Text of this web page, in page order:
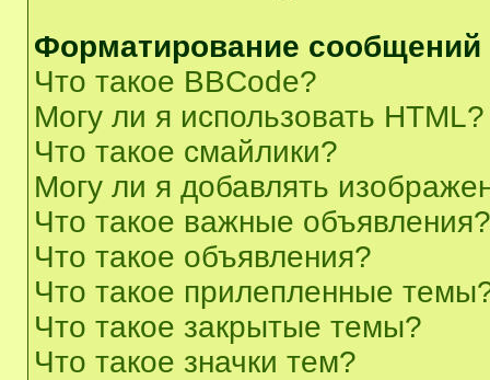
Форматирование
Что такое BBCode?
Могу ли я использовать HTML?
Что такое смайлики?
Могу ли я добавлять
Что такое важные объявления?
Что такое объявления?
Что такое прилепленные
Что такое закрытые темы?
Что такое значки тем?